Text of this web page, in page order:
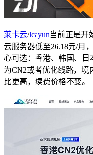
莱卡云/lcayun当前正是开
云服务器低至26.18元/月
心可选：香港、韩国、日
为CN2或者优化线路，境
比更高，续费价格不变。